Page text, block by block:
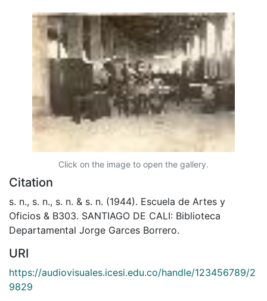
Click on the image to open the gallery.
Citation
s. n., s. n., s. n. & s. n. (1944). Escuela de Artes y
Oficios & B303. SANTIAGO DE CALI: Biblioteca
Departamental Jorge Garces Borrero.
URI
https://audiovisuales.icesi.edu.co/handle/123456789/2
9829